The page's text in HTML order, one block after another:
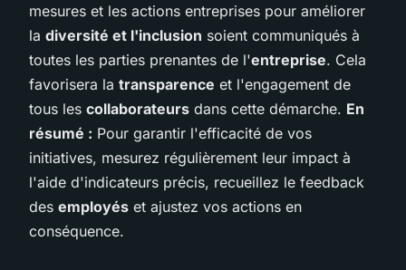
mesures et les actions entreprises pour améliorer
la diversité et l'inclusion soient communiqués à
toutes les parties prenantes de l'entreprise. Cela
favorisera la transparence et l'engagement de
tous les collaborateurs dans cette démarche. En
résumé : Pour garantir l'efficacité de vos
initiatives, mesurez régulièrement leur impact à
l'aide d'indicateurs précis, recueillez le feedback
des employés et ajustez vos actions en
conséquence.